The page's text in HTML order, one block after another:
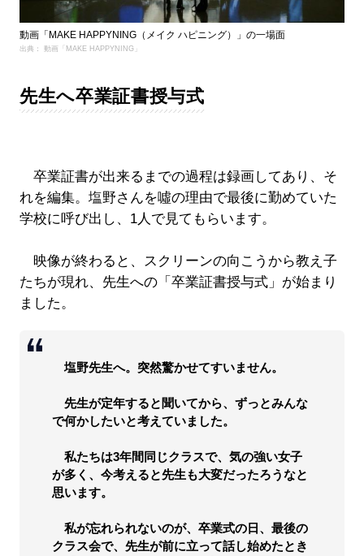
動画「MAKE HAPPYNING（メイク ハピニング）」の一場面
出典： 動画「MAKE HAPPYNING」
先生へ卒業証書授与式
卒業証書が出来るまでの過程は録画してあり、そ
れを編集。塩野さんを噓の理由で最後に勤めていた
学校に呼び出し、1人で見てもらいます。
映像が終わると、スクリーンの向こうから教え子
たちが現れ、先生への「卒業証書授与式」が始まり
ました。
塩野先生へ。突然驚かせてすいません。
先生が定年すると聞いてから、ずっとみんな
で何かしたいと考えていました。
私たちは3年間同じクラスで、気の強い女子
が多く、今考えると先生も大変だったろうなと
思います。
私が忘れられないのが、卒業式の日、最後の
クラス会で、先生が前に立って話し始めたとき